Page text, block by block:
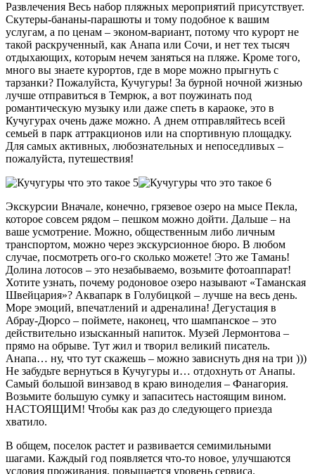
Развлечения Весь набор пляжных мероприятий присутствует.
Скутеры-бананы-парашюты и тому подобное к вашим
услугам, а по ценам – эконом-вариант, потому что курорт не
такой раскрученный, как Анапа или Сочи, и нет тех тысяч
отдыхающих, которым нечем заняться на пляже. Кроме того,
много вы знаете курортов, где в море можно прыгнуть с
тарзанки? Пожалуйста, Кучугуры! За бурной ночной жизнью
лучше отправиться в Темрюк, а вот поужинать под
романтическую музыку или даже спеть в караоке, это в
Кучугурах очень даже можно. А днем отправляйтесь всей
семьей в парк аттракционов или на спортивную площадку.
Для самых активных, любознательных и непоседливых –
пожалуйста, путешествия!
Экскурсии Вначале, конечно, грязевое озеро на мысе Пекла,
которое совсем рядом – пешком можно дойти. Дальше – на
ваше усмотрение. Можно, общественным либо личным
транспортом, можно через экскурсионное бюро. В любом
случае, посмотреть ого-го сколько можете! Это же Тамань!
Долина лотосов – это незабываемо, возьмите фотоаппарат!
Хотите узнать, почему родоновое озеро называют «Таманская
Швейцария»? Аквапарк в Голубицкой – лучше на весь день.
Море эмоций, впечатлений и адреналина! Дегустация в
Абрау-Дюрсо – поймете, наконец, что шампанское – это
действительно изысканный напиток. Музей Лермонтова –
прямо на обрыве. Тут жил и творил великий писатель.
Анапа… ну, что тут скажешь – можно зависнуть дня на три )))
Не забудьте вернуться в Кучугуры и… отдохнуть от Анапы.
Самый большой винзавод в краю виноделия – Фанагория.
Возьмите большую сумку и запаситесь настоящим вином.
НАСТОЯЩИМ! Чтобы как раз до следующего приезда
хватило.
В общем, поселок растет и развивается семимильными
шагами. Каждый год появляется что-то новое, улучшаются
условия проживания, повышается уровень сервиса.